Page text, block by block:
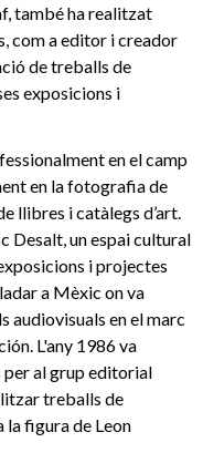
també ha realitzat
com a editor i creador
de treballs de
exposicions i
en el camp
en la fotografia de
llibres i catàlegs d’art.
Desalt, un espai cultural
i projectes
a Mèxic on va
audiovisuals en el marc
L'any 1986 va
al grup editorial
treballs de
figura de Leon